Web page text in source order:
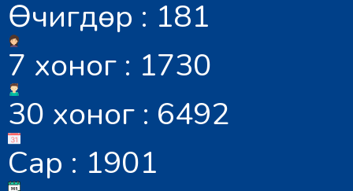
Өчигдөр : 181
7 хоног : 1730
30 хоног : 6492
Сар : 1901